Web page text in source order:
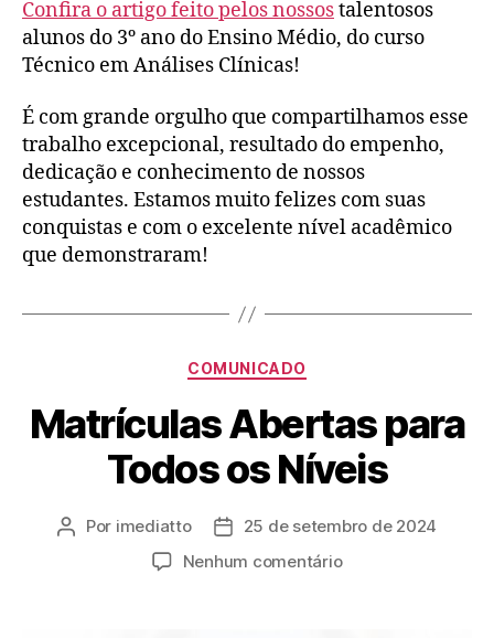
Confira o artigo feito pelos nossostalentosos
alunos do 3º ano do Ensino Médio, do curso
Técnico em Análises Clínicas!
É com grande orgulho que compartilhamos esse
trabalho excepcional, resultado do empenho,
dedicação e conhecimento de nossos
estudantes. Estamos muito felizes com suas
conquistas e com o excelente nível acadêmico
que demonstraram!
COMUNICADO
Matrículas Abertas para
Todos os Níveis
Por imediatto
25 de setembro de 2024
Nenhum comentário